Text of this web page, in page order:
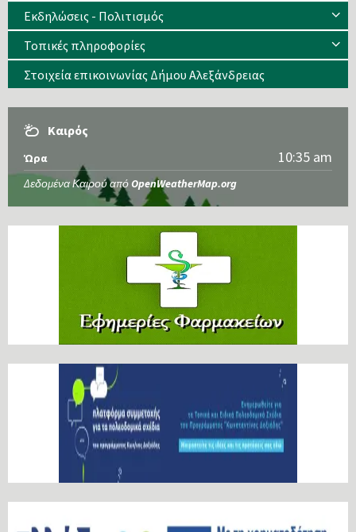
Εκδηλώσεις - Πολιτισμός
Τοπικές πληροφορίες
Στοιχεία επικοινωνίας Δήμου Αλεξάνδρειας
Καιρός
Ώρα 10:35 am
Δεδομένα Καιρού από OpenWeatherMap.org